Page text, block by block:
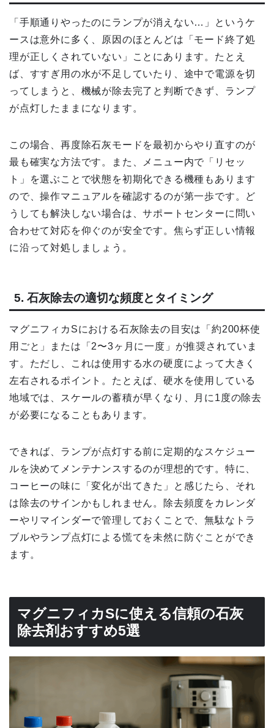
「手順通りやったのにランプが消えない…」というケ
ースは意外に多く、原因のほとんどは「モード終了処
理が正しくされていない」ことにあります。たとえ
ば、すすぎ用の水が不足していたり、途中で電源を切
ってしまうと、機械が除去完了と判断できず、ランプ
が点灯したままになります。
この場合、再度除石灰モードを最初からやり直すのが
最も確実な方法です。また、メニュー内で「リセッ
ト」を選ぶことで状態を初期化できる機種もあります
ので、操作マニュアルを確認するのが第一歩です。ど
うしても解決しない場合は、サポートセンターに問い
合わせて対応を仰ぐのが安全です。焦らず正しい情報
に沿って対処しましょう。
5. 石灰除去の適切な頻度とタイミング
マグニフィカSにおける石灰除去の目安は「約200杯使
用ごと」または「2〜3ヶ月に一度」が推奨されていま
す。ただし、これは使用する水の硬度によって大きく
左右されるポイント。たとえば、硬水を使用している
地域では、スケールの蓄積が早くなり、月に1度の除去
が必要になることもあります。
できれば、ランプが点灯する前に定期的なスケジュー
ルを決めてメンテナンスするのが理想的です。特に、
コーヒーの味に「変化が出てきた」と感じたら、それ
は除去のサインかもしれません。除去頻度をカレンダ
ーやリマインダーで管理しておくことで、無駄なトラ
ブルやランプ点灯による慌てを未然に防ぐことができ
ます。
マグニフィカSに使える信頼の石灰
除去剤おすすめ5選